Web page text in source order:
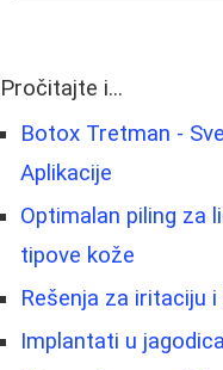
Pročitajte i...
Botox Tretman -
Aplikacije
Optimalan piling za
tipove kože
Rešenja za iritaciju
Implantati u